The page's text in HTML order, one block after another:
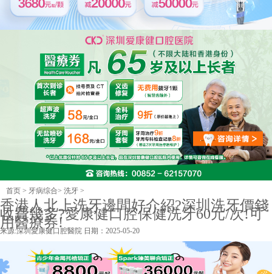
首页 > 牙病综合> 洗牙 >
香港人北上洗牙邊間好介紹?深圳洗牙價錢
收費幾多?愛康健口腔保健洗牙60元/次!可
用醫療券!
来源:深圳愛康健口腔醫院 日期：2025-05-20